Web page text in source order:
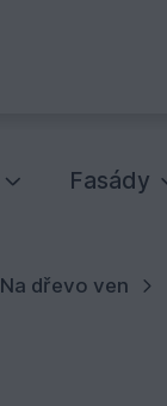
Fasády
Na dřevo ven